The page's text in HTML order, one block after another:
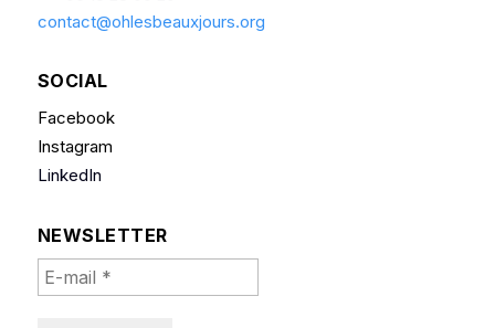
contact@ohlesbeauxjours.org
SOCIAL
Facebook
Instagram
LinkedIn
NEWSLETTER